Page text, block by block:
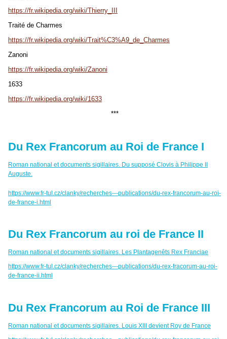
https://fr.wikipedia.org/wiki/Thierry_III
Traité de Charmes
https://fr.wikipedia.org/wiki/Trait%C3%A9_de_Charmes
Zanoni
https://fr.wikipedia.org/wiki/Zanoni
1633
https://fr.wikipedia.org/wiki/1633
***
Du Rex Francorum au Roi de France I
Roman national et documents sigillaires. Du supposé Clovis à Philippe II
Auguste.
https://www.fr-tul.cz/clanky/recherches---publications/du-rex-francorum-au-roi-
de-france-i.html
Du Rex Francorum au roi de France II
Roman national et documents sigillaires. Les Plantagenêts Rex Franciae
https://www.fr-tul.cz/clanky/recherches---publications/du-rex-fracorum-au-roi-
de-france-ii.html
Du Rex Francorum au Roi de France III
Roman national et documents sigillaires. Louis XIII devient Roy de France